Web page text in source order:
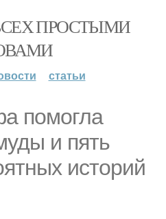
ПРОСТЫМИ
статьи
помогла
и пять
историй